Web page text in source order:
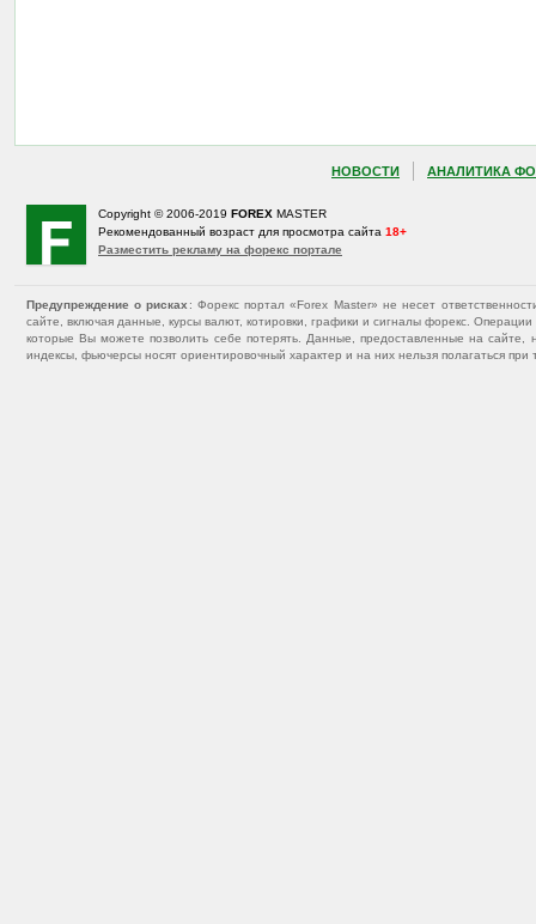
НОВОСТИ АНАЛИТИКА
Copyright © 2006-2019 FOREX MASTER
Рекомендованный возраст для просмотра сайта 18+
Разместить рекламу на форекс портале
Предупреждение о рисках : Форекс портал «Forex Master» не несет
сайте, включая данные, курсы валют, котировки, графики и сигналы форекс.
которые Вы можете позволить себе потерять. Данные, предоставленные на
индексы, фьючерсы носят ориентировочный характер и на них нельзя полагаться при